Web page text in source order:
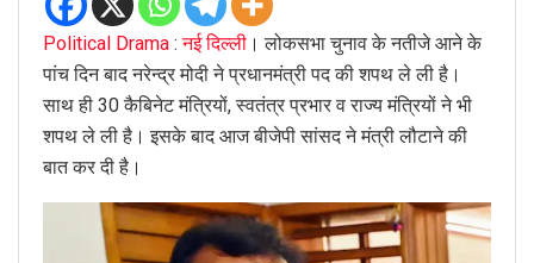
Political Drama :नई दिल्ली । लोकसभा चुनाव के नतीजे आने के
पांच दिन बाद नरेन्द्र मोदी ने प्रधानमंत्री पद की शपथ ले ली है।
साथ ही 30 कैबिनेट मंत्रियों, स्वतंत्र प्रभार व राज्य मंत्रियों ने भी
शपथ ले ली है। इसके बाद आज बीजेपी सांसद ने मंत्री लौटाने की
बात कर दी है।